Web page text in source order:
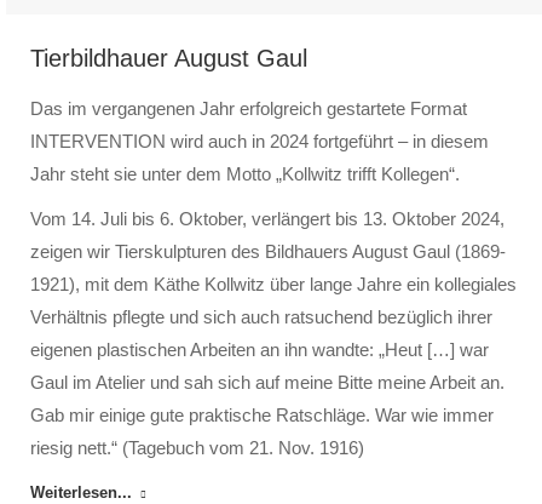
Tierbildhauer August Gaul
Das im vergangenen Jahr erfolgreich gestartete Format
INTERVENTION wird auch in 2024 fortgeführt – in diesem
Jahr steht sie unter dem Motto „Kollwitz trifft Kollegen“.
Vom 14. Juli bis 6. Oktober, verlängert bis 13. Oktober 2024,
zeigen wir Tierskulpturen des Bildhauers August Gaul (1869-
1921), mit dem Käthe Kollwitz über lange Jahre ein kollegiales
Verhältnis pflegte und sich auch ratsuchend bezüglich ihrer
eigenen plastischen Arbeiten an ihn wandte: „Heut […] war
Gaul im Atelier und sah sich auf meine Bitte meine Arbeit an.
Gab mir einige gute praktische Ratschläge. War wie immer
riesig nett.“ (Tagebuch vom 21. Nov. 1916)
Weiterlesen...